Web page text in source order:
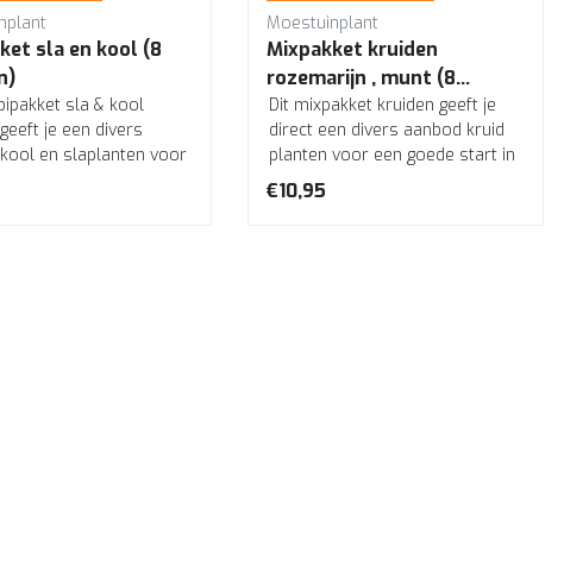
sla en kool (8
sla & kool
je een divers
en slaplanten voor
start in de moestuin
Moestuinplant
Mixpakket kruiden
rozemarijn , munt (8
planten)
Dit mixpakket kruiden geeft je
direct een divers aanbod kruid
planten voor een goede start in
de moestuin. Lekkere vers...
€10,95